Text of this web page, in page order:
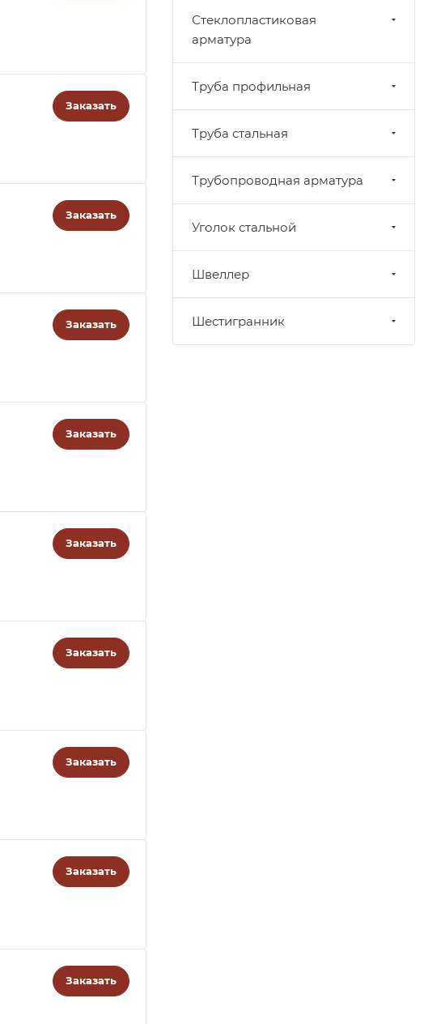
Заказать
Заказать
Заказать
Заказать
Заказать
Заказать
Заказать
Заказать
Заказать
Стеклопластиковая
арматура
Труба профильная
Труба стальная
Трубопроводная арматура
Уголок стальной
Швеллер
Шестигранник